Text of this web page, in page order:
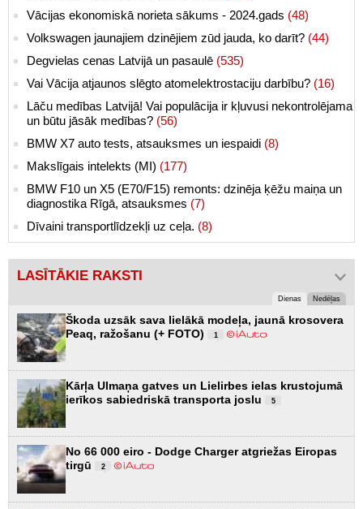
Vācijas ekonomiskā norieta sākums - 2024.gads (48)
Volkswagen jaunajiem dzinējiem zūd jauda, ko darīt? (44)
Degvielas cenas Latvijā un pasaulē (535)
Vai Vācija atjaunos slēgto atomelektrostaciju darbību? (16)
Lāču medības Latvijā! Vai populācija ir kļuvusi nekontrolējama
un būtu jāsāk medības? (56)
BMW X7 auto tests, atsauksmes un iespaidi (8)
Makslīgais intelekts (MI) (177)
BMW F10 un X5 (E70/F15) remonts: dzinēja ķēžu maiņa un
diagnostika Rīgā, atsauksmes (7)
Dīvaini transportlīdzekļi uz ceļa. (8)
LASĪTĀKIE RAKSTI
Dienas Nedēļas
Škoda uzsāk sava lielākā modeļa, jaunā krosovera
Peaq, ražošanu (+ FOTO)
1
Kārļa Ulmaņa gatves un Lielirbes ielas krustojumā
ierīkos sabiedriskā transporta joslu
5
No 66 000 eiro - Dodge Charger atgriežas Eiropas
tirgū
2